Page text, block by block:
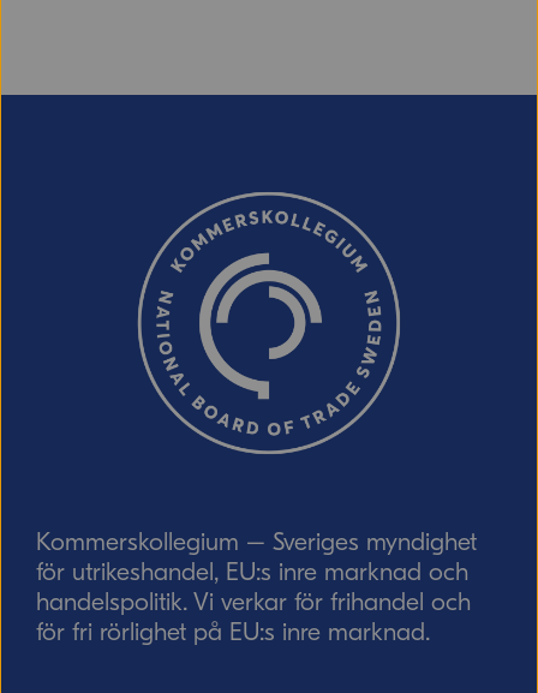
Ordverifiering Uppdatera captcha
Kommerskollegium – Sveriges myndighet
för utrikeshandel, EU:s inre marknad och
handelspolitik. Vi verkar för frihandel och
för fri rörlighet på EU:s inre marknad.